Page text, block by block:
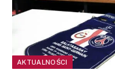
AKTUALNOŚCI